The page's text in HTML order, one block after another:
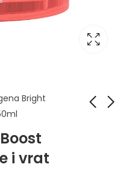
Bright
i vrat
Neutrogena Bright
Boost gel krema za
lice i vrat 50ml
Neutrogena Bright
Boost obnavljajući
serum za lice 30ml